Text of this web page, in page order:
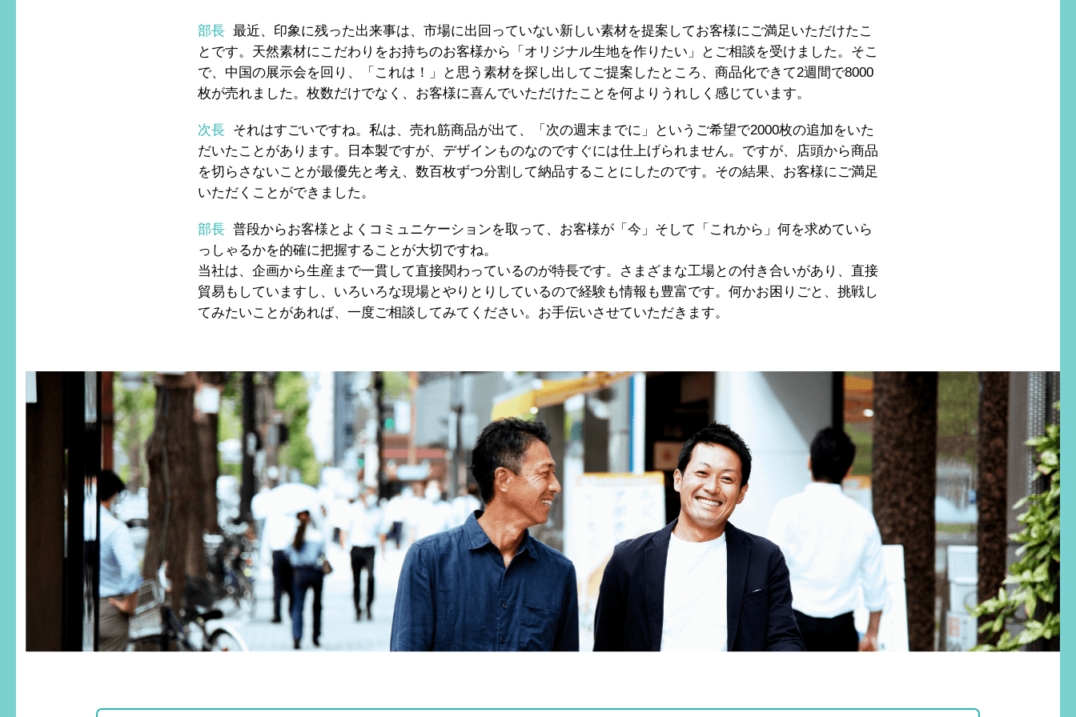
部長 最近、印象に残った出来事は、市場に出回っていない新しい素材を提案してお客様にご満足いただけたこ
とです。天然素材にこだわりをお持ちのお客様から「オリジナル生地を作りたい」とご相談を受けました。そこ
で、中国の展示会を回り、「これは！」と思う素材を探し出してご提案したところ、商品化できて2週間で8000
枚が売れました。枚数だけでなく、お客様に喜んでいただけたことを何よりうれしく感じています。
次長 それはすごいですね。私は、売れ筋商品が出て、「次の週末までに」というご希望で2000枚の追加をいた
だいたことがあります。日本製ですが、デザインものなのですぐには仕上げられません。ですが、店頭から商品
を切らさないことが最優先と考え、数百枚ずつ分割して納品することにしたのです。その結果、お客様にご満足
いただくことができました。
部長 普段からお客様とよくコミュニケーションを取って、お客様が「今」そして「これから」何を求めていら
っしゃるかを的確に把握することが大切ですね。
当社は、企画から生産まで一貫して直接関わっているのが特長です。さまざまな工場との付き合いがあり、直接
貿易もしていますし、いろいろな現場とやりとりしているので経験も情報も豊富です。何かお困りごと、挑戦し
てみたいことがあれば、一度ご相談してみてください。お手伝いさせていただきます。